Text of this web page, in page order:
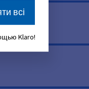
всі
Klaro!